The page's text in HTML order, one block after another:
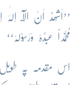
’’اَشْھَدُ اَنْ الَّآ
مُحَمَّداً عَبْدُہٗ وَرَسُوْلُہٗ‘‘
اس مقدمہ پہ طویل